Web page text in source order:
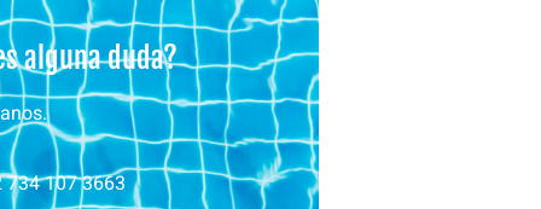
alguna duda?
734 107 3663